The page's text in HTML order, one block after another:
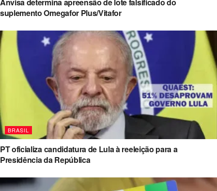
Anvisa determina apreensão de lote falsificado do
suplemento Omegafor Plus/Vitafor
BRASIL
PT oficializa candidatura de Lula à reeleição para a
Presidência da República